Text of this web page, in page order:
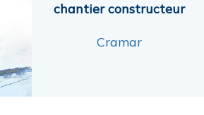
chantier constructeur
Cramar